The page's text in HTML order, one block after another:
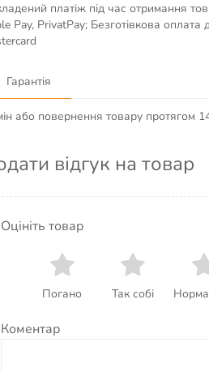
платіж під час отримання
Pay, PrivatPay; Безготівкова
Гарантія
або повернення товару протягом 14
відгук на товар
Оцініть товар
Погано Так собі
Коментар